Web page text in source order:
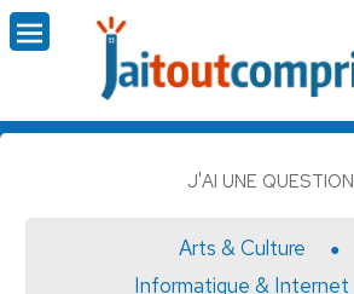
J'AI UNE QUESTION
Arts & Culture
Informatique & Internet